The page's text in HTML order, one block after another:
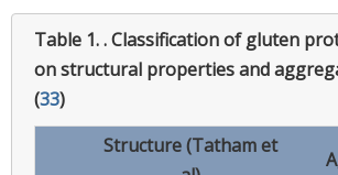
Table 1. .Classification of gluten
on structural properties and
(33)
Structure (Tatham et